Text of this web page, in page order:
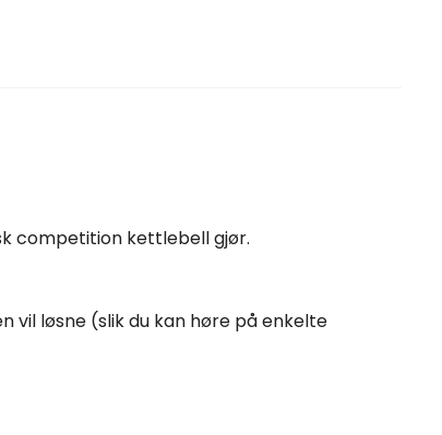
competition kettlebell gjør.
vil løsne (slik du kan høre på enkelte